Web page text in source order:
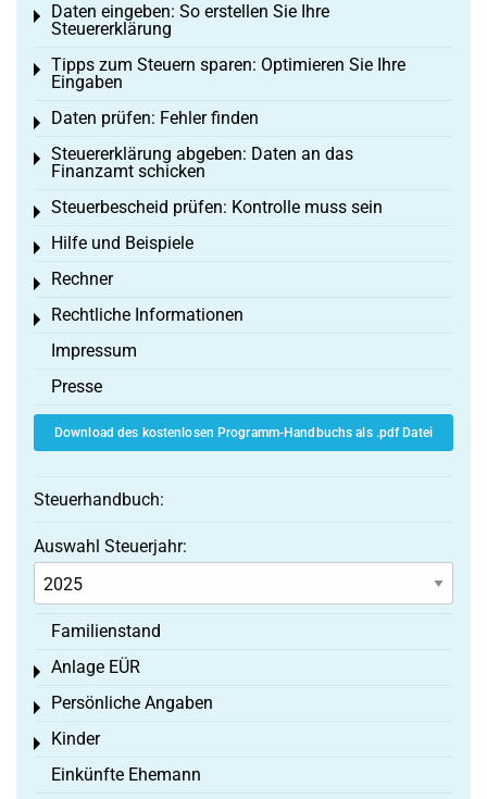
Daten eingeben: So erstellen Sie Ihre
Steuererklärung
Toggle menu
Tipps zum Steuern sparen: Optimieren Sie Ihre
Eingaben
Toggle menu
Daten prüfen: Fehler finden
Toggle menu
Steuererklärung abgeben: Daten an das
Finanzamt schicken
Toggle menu
Steuerbescheid prüfen: Kontrolle muss sein
Toggle menu
Hilfe und Beispiele
Toggle menu
Rechner
Toggle menu
Rechtliche Informationen
Toggle menu
Impressum
Presse
Download des kostenlosen Programm-Handbuchs als .pdf Datei
Steuerhandbuch:
Auswahl Steuerjahr:
Familienstand
Anlage EÜR
Toggle menu
Persönliche Angaben
Toggle menu
Kinder
Toggle menu
Einkünfte Ehemann